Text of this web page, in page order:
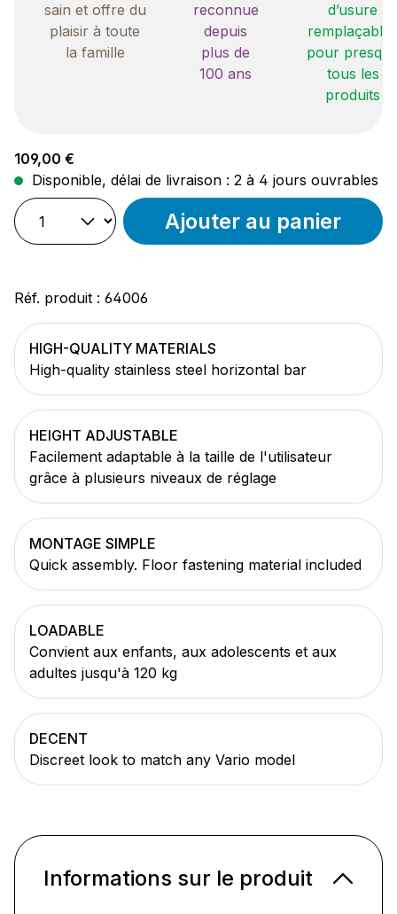
sain et offre du
plaisir à toute
la famille
reconnue
depuis
plus de
100 ans
d’usure
remplaçables
pour
tous les
produits
Prix régulier :
109,00 €
Disponible, délai de livraison : 2 à 4 jours ouvrables
Ajouter au panier
Réf. produit : 64006
HIGH-QUALITY MATERIALS
High-quality stainless steel horizontal bar
HEIGHT ADJUSTABLE
Facilement adaptable à la taille de l'utilisateur
grâce à plusieurs niveaux de réglage
MONTAGE SIMPLE
Quick assembly. Floor fastening material included
LOADABLE
Convient aux enfants, aux adolescents et aux
adultes jusqu'à 120 kg
DECENT
Discreet look to match any Vario model
Informations sur le produit